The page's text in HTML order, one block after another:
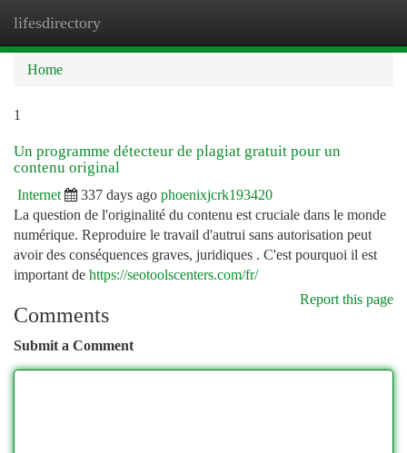
lifesdirectory
Home
1
Un programme détecteur de plagiat gratuit pour un
contenu original
Internet 337 days ago phoenixjcrk193420
La question de l'originalité du contenu est cruciale dans le monde
numérique. Reproduire le travail d'autrui sans autorisation peut
avoir des conséquences graves, juridiques . C'est pourquoi il est
important de https://seotoolscenters.com/fr/
Report this page
Comments
Submit a Comment